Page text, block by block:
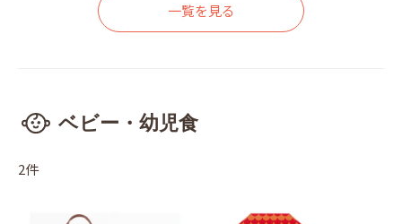
一覧を見る
ベビー・幼児食
2件